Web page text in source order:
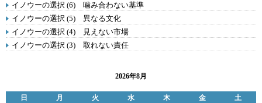
イノウーの選択 (6) 噛み合わない基準
イノウーの選択 (5) 異なる文化
イノウーの選択 (4) 見えない市場
イノウーの選択 (3) 取れない責任
2026年8月
日 月 火 水 木 金
土